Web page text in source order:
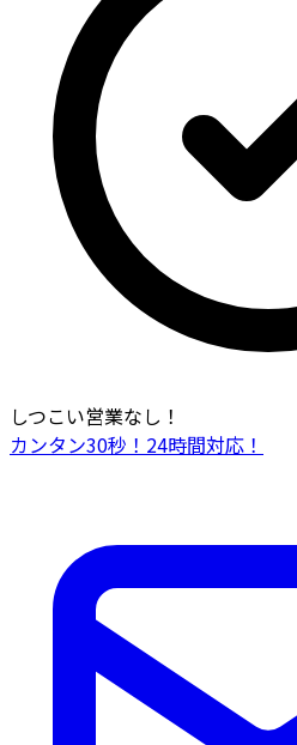
しつこい営業なし！
カンタン30秒！24時間対応！